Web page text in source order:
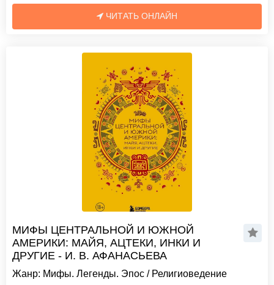
ЧИТАТЬ ОНЛАЙН
МИФЫ ЦЕНТРАЛЬНОЙ И ЮЖНОЙ
АМЕРИКИ: МАЙЯ, АЦТЕКИ, ИНКИ И
ДРУГИЕ - И. В. АФАНАСЬЕВА
Жанр: Мифы. Легенды. Эпос / Религиоведение